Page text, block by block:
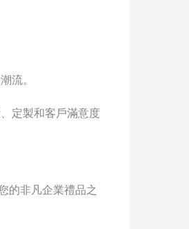
流。
定製和客戶滿意度
的非凡企業禮品之